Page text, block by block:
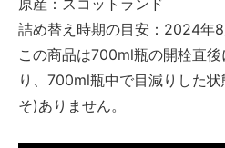
詰め替え時期の目安：2024年8
この商品は700ml瓶の開栓直
り、700ml瓶中で目減りした
そ)ありません。